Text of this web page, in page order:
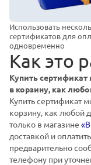
Использовать
сертификатов для
одновременно
Как это
Купить
в корзину, как
Купить сертификат
корзину, как любой
только в магазине
доставкой и
предварительно
телефону при